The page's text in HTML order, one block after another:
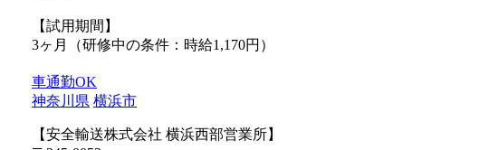
【試用期間】
3ヶ月（研修中の条件：時給1,170円）
車通勤OK
神奈川県 横浜市
【安全輸送株式会社 横浜西部営業所】